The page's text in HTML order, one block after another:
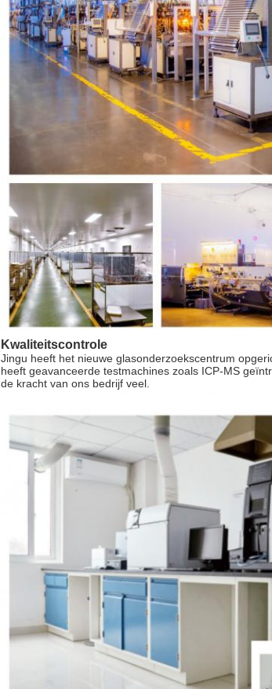
Kwaliteitscontrole
Jingu heeft het nieuwe glasonderzoekscentrum
heeft geavanceerde testmachines zoals ICP-MS
de kracht van ons bedrijf veel.